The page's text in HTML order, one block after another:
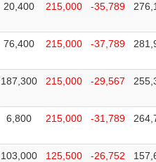
20,400 215,000 -35,789
76,400 215,000 -37,789
187,300 215,000 -29,567
6,800 215,000 -31,789
103,000 125,500 -26,752